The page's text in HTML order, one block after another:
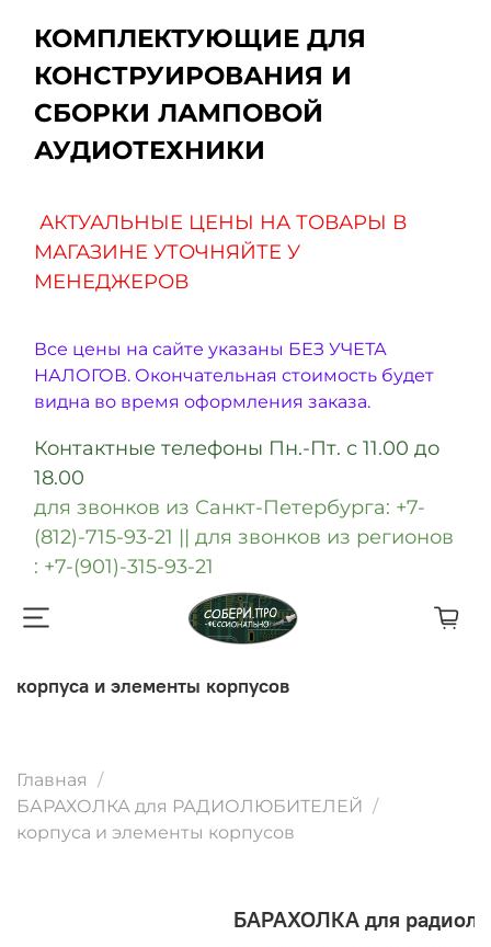
КОМПЛЕКТУЮЩИЕ ДЛЯ
КОНСТРУИРОВАНИЯ И
СБОРКИ ЛАМПОВОЙ
АУДИОТЕХНИКИ
АКТУАЛЬНЫЕ ЦЕНЫ НА ТОВАРЫ В
МАГАЗИНЕ УТОЧНЯЙТЕ У
МЕНЕДЖЕРОВ
Все цены на сайте указаны БЕЗ УЧЕТА
НАЛОГОВ. Окончательная стоимость будет
видна во время оформления заказа.
Контактные телефоны Пн.-Пт. с 11.00 до
18.00
для звонков из Санкт-Петербурга: +7-
(812)-715-93-21 || для звонков из регионов
: +7-(901)-315-93-21
корпуса и элементы корпусов
Главная
БАРАХОЛКА для РАДИОЛЮБИТЕЛЕЙ
корпуса и элементы корпусов
БАРАХОЛКА для